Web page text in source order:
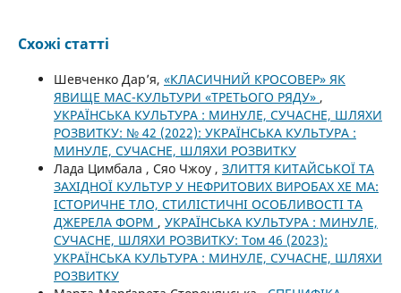
Схожі статті
Шевченко Дар’я, «КЛАСИЧНИЙ КРОСОВЕР» ЯК
ЯВИЩЕ МАС-КУЛЬТУРИ «ТРЕТЬОГО РЯДУ» ,
УКРАЇНСЬКА КУЛЬТУРА : МИНУЛЕ, СУЧАСНЕ, ШЛЯХИ
РОЗВИТКУ: № 42 (2022): УКРАЇНСЬКА КУЛЬТУРА :
МИНУЛЕ, СУЧАСНЕ, ШЛЯХИ РОЗВИТКУ
Лада Цимбала , Сяо Чжоу , ЗЛИТТЯ КИТАЙСЬКОЇ ТА
ЗАХІДНОЇ КУЛЬТУР У НЕФРИТОВИХ ВИРОБАХ ХЕ МА:
ІСТОРИЧНЕ ТЛО, СТИЛІСТИЧНІ ОСОБЛИВОСТІ ТА
ДЖЕРЕЛА ФОРМ , УКРАЇНСЬКА КУЛЬТУРА : МИНУЛЕ,
СУЧАСНЕ, ШЛЯХИ РОЗВИТКУ: Том 46 (2023):
УКРАЇНСЬКА КУЛЬТУРА : МИНУЛЕ, СУЧАСНЕ, ШЛЯХИ
РОЗВИТКУ